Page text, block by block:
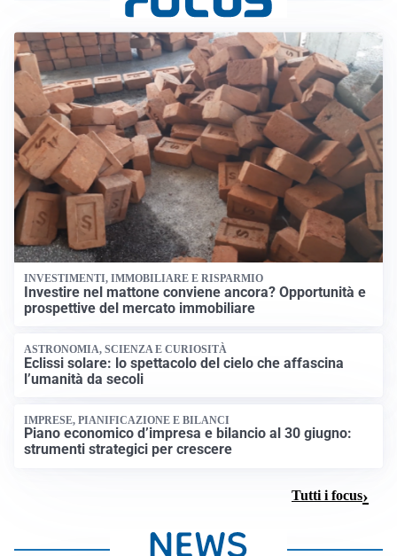
INVESTIMENTI, IMMOBILIARE E RISPARMIO
Investire nel mattone conviene ancora? Opportunità e
prospettive del mercato immobiliare
ASTRONOMIA, SCIENZA E CURIOSITÀ
Eclissi solare: lo spettacolo del cielo che affascina
l’umanità da secoli
IMPRESE, PIANIFICAZIONE E BILANCI
Piano economico d’impresa e bilancio al 30 giugno:
strumenti strategici per crescere
Tutti i focus